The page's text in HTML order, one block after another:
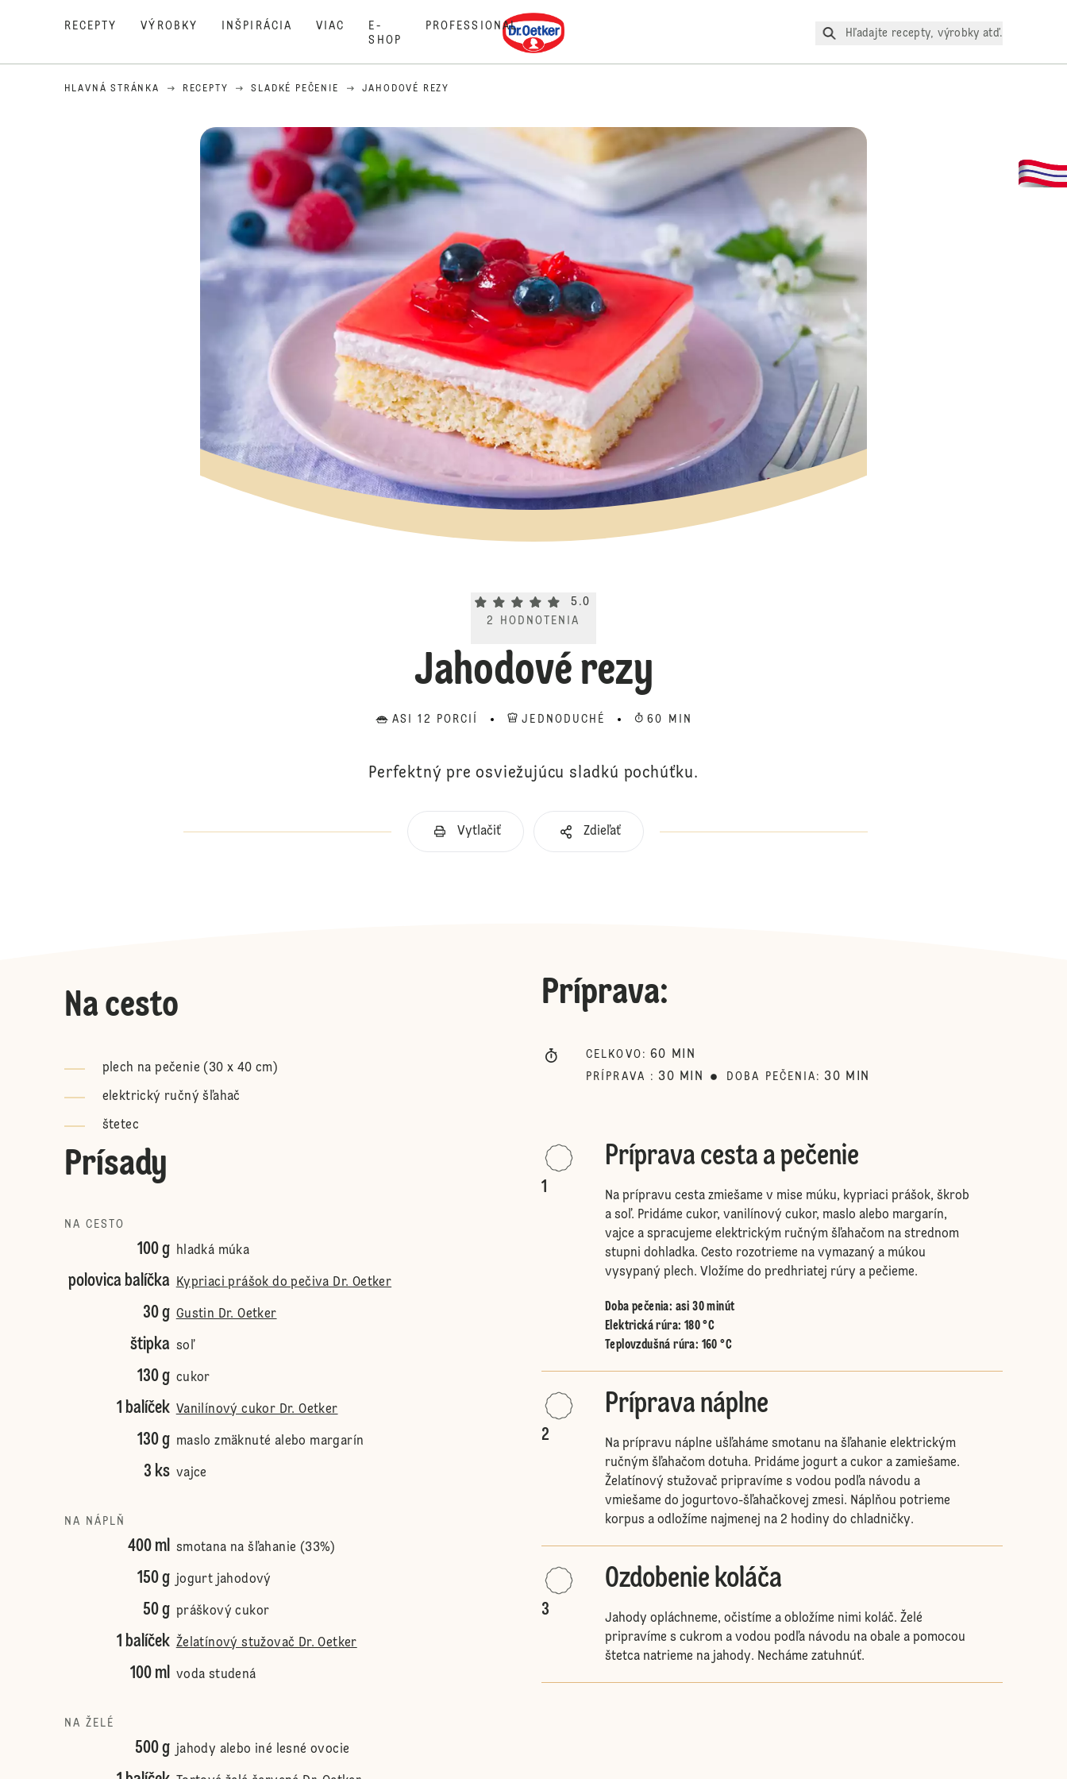
RECEPTY VÝROBKY INŠPIRÁCIA VIAC
E-
SHOP
PROFESSIONAL Dr. Oetker
Hľadajte recepty, výrobky atď.
HLAVNÁ STRÁNKA RECEPTY SLADKÉ PEČENIE JAHODOVÉ REZY
Current rating 5.0. Click to rate.
5.0
2
HODNOTENIA
Jahodové rezy
ASI 12 PORCIÍ JEDNODUCHÉ 60 MIN
Perfektný pre osviežujúcu sladkú pochúťku.
Vytlačiť Zdieľať
Na cesto
plech na pečenie (30 x 40 cm)
elektrický ručný šľahač
štetec
Prísady
NA CESTO
100 g hladká múka
polovica balíčka Kypriaci prášok do pečiva Dr. Oetker
30 g Gustin Dr. Oetker
štipka soľ
130 g cukor
1 balíček Vanilínový cukor Dr. Oetker
130 g maslo zmäknuté alebo margarín
3 ks vajce
NA NÁPLŇ
400 ml smotana na šľahanie (33%)
150 g jogurt jahodový
50 g práškový cukor
1 balíček Želatínový stužovač Dr. Oetker
100 ml voda studená
NA ŽELÉ
500 g jahody alebo iné lesné ovocie
Príprava:
CELKOVO : 60 MIN
PRÍPRAVA : 30 MIN DOBA PEČENIA : 30 MIN
1
Príprava cesta a pečenie
Na prípravu cesta zmiešame v mise múku, kypriaci prášok, škrob
a soľ. Pridáme cukor, vanilínový cukor, maslo alebo margarín,
vajce a spracujeme elektrickým ručným šľahačom na strednom
stupni dohladka. Cesto rozotrieme na vymazaný a múkou
vysypaný plech. Vložíme do predhriatej rúry a pečieme.
Doba pečenia: asi 30 minút
Elektrická rúra: 180 °C
Teplovzdušná rúra: 160 °C
2
Príprava náplne
Na prípravu náplne ušľaháme smotanu na šľahanie elektrickým
ručným šľahačom dotuha. Pridáme jogurt a cukor a zamiešame.
Želatínový stužovač pripravíme s vodou podľa návodu a
vmiešame do jogurtovo-šľahačkovej zmesi. Náplňou potrieme
korpus a odložíme najmenej na 2 hodiny do chladničky.
3
Ozdobenie koláča
Jahody opláchneme, očistíme a obložíme nimi koláč. Želé
pripravíme s cukrom a vodou podľa návodu na obale a pomocou
štetca natrieme na jahody. Necháme zatuhnúť.